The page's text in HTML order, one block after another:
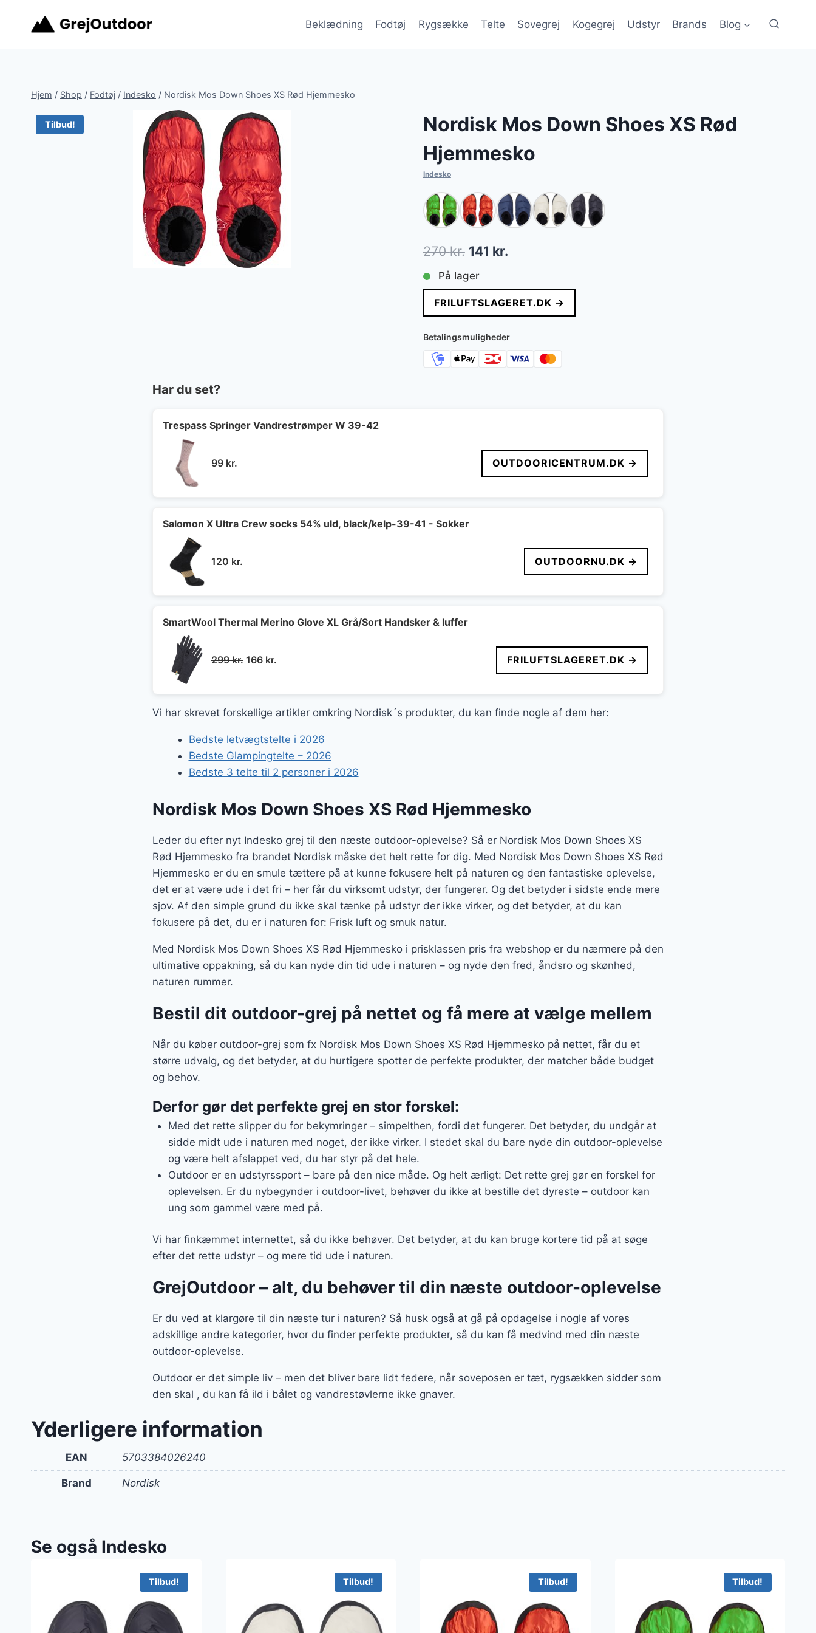
Beklædning Fodtøj Rygsække Telte Sovegrej Kogegrej Udstyr Brands Blog
Hjem / Shop / Fodtøj / Indesko / Nordisk Mos Down Shoes XS Rød Hjemmesko
Tilbud!
Nordisk Mos Down Shoes XS Rød
Hjemmesko
Indesko
270kr. Den
oprindelige
pris
var:
270 kr..
141 kr.Den
pris
er:
141 kr..
På lager
FRILUFTSLAGERET.DK →
Betalingsmuligheder
Har du set?
Trespass Springer Vandrestrømper W 39-42
99 kr. OUTDOORICENTRUM.DK →
Salomon X Ultra Crew socks 54% uld, black/kelp-39-41 - Sokker
120 kr. OUTDOORNU.DK →
SmartWool Thermal Merino Glove XL Grå/Sort Handsker & luffer
299kr. Den
299 kr..
166 kr.
166 kr..
FRILUFTSLAGERET.DK →
Vi har skrevet forskellige artikler omkring Nordisk´s produkter, du kan finde nogle af dem her:
Bedste letvægtstelte i 2026
Bedste Glampingtelte – 2026
Bedste 3 telte til 2 personer i 2026
Nordisk Mos Down Shoes XS Rød Hjemmesko
Leder du efter nyt Indesko grej til den næste outdoor-oplevelse? Så er Nordisk Mos Down Shoes XS
Rød Hjemmesko fra brandet Nordisk måske det helt rette for dig. Med Nordisk Mos Down Shoes XS Rød
Hjemmesko er du en smule tættere på at kunne fokusere helt på naturen og den fantastiske oplevelse,
det er at være ude i det fri – her får du virksomt udstyr, der fungerer. Og det betyder i sidste ende mere
sjov. Af den simple grund du ikke skal tænke på udstyr der ikke virker, og det betyder, at du kan
fokusere på det, du er i naturen for: Frisk luft og smuk natur.
Med Nordisk Mos Down Shoes XS Rød Hjemmesko i prisklassen pris fra webshop er du nærmere på den
ultimative oppakning, så du kan nyde din tid ude i naturen – og nyde den fred, åndsro og skønhed,
naturen rummer.
Bestil dit outdoor-grej på nettet og få mere at vælge mellem
Når du køber outdoor-grej som fx Nordisk Mos Down Shoes XS Rød Hjemmesko på nettet, får du et
større udvalg, og det betyder, at du hurtigere spotter de perfekte produkter, der matcher både budget
og behov.
Derfor gør det perfekte grej en stor forskel:
Med det rette slipper du for bekymringer – simpelthen, fordi det fungerer. Det betyder, du undgår at
sidde midt ude i naturen med noget, der ikke virker. I stedet skal du bare nyde din outdoor-oplevelse
og være helt afslappet ved, du har styr på det hele.
Outdoor er en udstyrssport – bare på den nice måde. Og helt ærligt: Det rette grej gør en forskel for
oplevelsen. Er du nybegynder i outdoor-livet, behøver du ikke at bestille det dyreste – outdoor kan
ung som gammel være med på.
Vi har finkæmmet internettet, så du ikke behøver. Det betyder, at du kan bruge kortere tid på at søge
efter det rette udstyr – og mere tid ude i naturen.
GrejOutdoor – alt, du behøver til din næste outdoor-oplevelse
Er du ved at klargøre til din næste tur i naturen? Så husk også at gå på opdagelse i nogle af vores
adskillige andre kategorier, hvor du finder perfekte produkter, så du kan få medvind med din næste
outdoor-oplevelse.
Outdoor er det simple liv – men det bliver bare lidt federe, når soveposen er tæt, rygsækken sidder som
den skal , du kan få ild i bålet og vandrestøvlerne ikke gnaver.
Yderligere information
EAN 5703384026240
Brand Nordisk
Se også Indesko
Tilbud! Tilbud! Tilbud! Tilbud!